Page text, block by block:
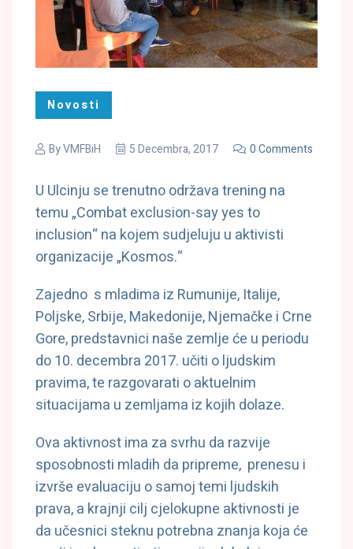
Novosti
ByVMFBiH 5 Decembra, 2017 0 Comments
U Ulcinju se trenutno održava trening na
temu „Combat exclusion-say yes to
inclusion“ na kojem sudjeluju u aktivisti
organizacije „Kosmos.“
Zajedno s mladima iz Rumunije, Italije,
Poljske, Srbije, Makedonije, Njemačke i Crne
Gore, predstavnici naše zemlje će u periodu
do 10. decembra 2017. učiti o ljudskim
pravima, te razgovarati o aktuelnim
situacijama u zemljama iz kojih dolaze.
Ova aktivnost ima za svrhu da razvije
sposobnosti mladih da pripreme, prenesu i
izvrše evaluaciju o samoj temi ljudskih
prava, a krajnji cilj cjelokupne aktivnosti je
da učesnici steknu potrebna znanja koja će